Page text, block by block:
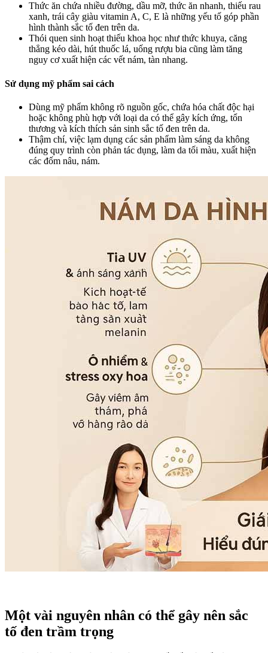
Thức ăn chứa nhiều đường, dầu mỡ, thức ăn nhanh, thiếu rau
xanh, trái cây giàu vitamin A, C, E là những yếu tố góp phần
hình thành sắc tố đen trên da.
Thói quen sinh hoạt thiếu khoa học như thức khuya, căng
thẳng kéo dài, hút thuốc lá, uống rượu bia cũng làm tăng
nguy cơ xuất hiện các vết nám, tàn nhang.
Sử dụng mỹ phẩm sai cách
Dùng mỹ phẩm không rõ nguồn gốc, chứa hóa chất độc hại
hoặc không phù hợp với loại da có thể gây kích ứng, tổn
thương và kích thích sản sinh sắc tố đen trên da.
Thậm chí, việc lạm dụng các sản phẩm làm sáng da không
đúng quy trình còn phản tác dụng, làm da tối màu, xuất hiện
các đốm nâu, nám.
Một vài nguyên nhân có thể gây nên sắc
tố đen trầm trọng